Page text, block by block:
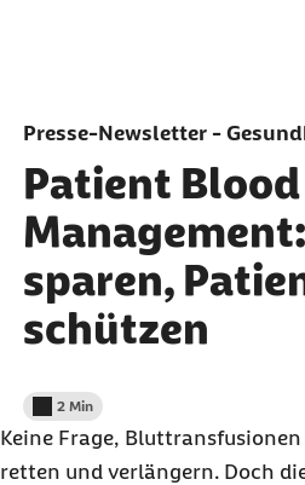
Presse-Newsletter -
Patient Blood
sparen,
schützen
Lesedauer weniger als
2 Min
Keine Frage,
retten und verlängern. Doch